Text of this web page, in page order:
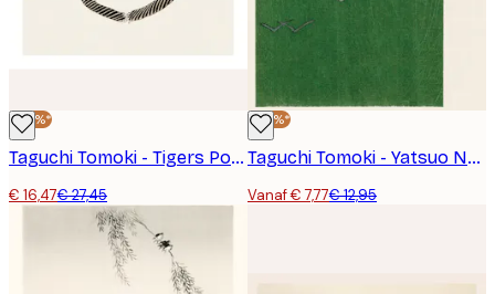
-40%*
Taguchi Tomoki - Tigers Poster
€ 16,47€ 27,45
-40%*
Taguchi Tomoki - Yatsuo No Tsubaki Green Poster
Vanaf € 7,77€ 12,95